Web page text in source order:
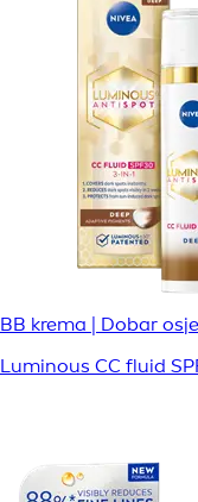
BB krema | Dobar
Luminous CC fluid